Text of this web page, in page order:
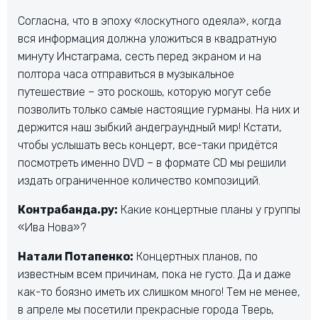
Согласна, что в эпоху «лоскутного одеяла», когда
вся информация должна уложиться в квадратную
минуту Инстаграма, сесть перед экраном и на
полтора часа отправиться в музыкальное
путешествие – это роскошь, которую могут себе
позволить только самые настоящие гурманы. На них и
держится наш зыбкий андеграундный мир! Кстати,
чтобы услышать весь концерт, все-таки придётся
посмотреть именно DVD – в формате CD мы решили
издать ограниченное количество композиций.
Контрабанда.ру: Какие концертные планы у группы
«Ива Нова»?
Натали Потапенко: Концертных планов, по
известным всем причинам, пока не густо. Да и даже
как-то боязно иметь их слишком много! Тем не менее,
в апреле мы посетили прекрасные города Тверь,